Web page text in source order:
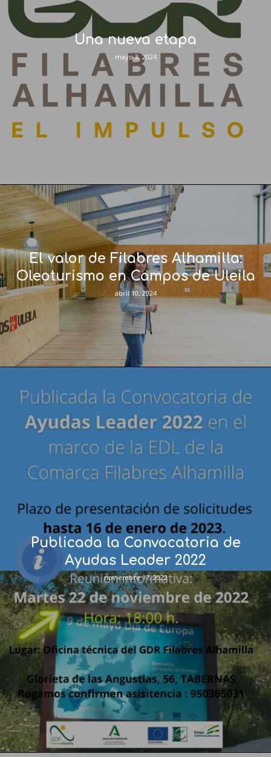
Una nueva etapa
mayo 3, 2024
El valor de Filabres Alhamilla:
Oleoturismo en Campos de Uleila
abril 10, 2024
Publicada la Convocatoria de
Ayudas Leader 2022
noviembre 17, 2022